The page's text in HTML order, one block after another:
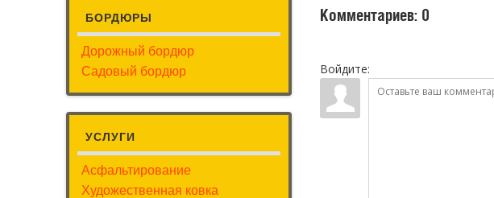
Комментариев: 0
Войдите:
БОРДЮРЫ
Дорожный бордюр
Садовый бордюр
УСЛУГИ
Асфальтирование
Художественная ковка